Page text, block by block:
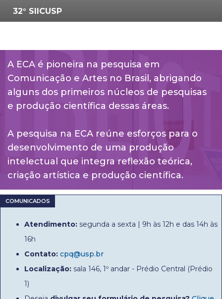
32° SIICUSP
A ECA é pioneira na pesquisa em
Comunicação e Artes no Brasil, abrigando
alguns dos primeiros núcleos de pesquisas
e produção científica dessas áreas.
A pesquisa na ECA reúne esforços para o
desenvolvimento de uma produção
intelectual que integra reflexão teórica,
criação artística e produção científica.
Atendimento: segunda a sexta | 9h às 12h e das 14h às
16h
Contato: cpq@usp.br
Localização: sala 146, 1º andar - Prédio Central (Prédio
1)